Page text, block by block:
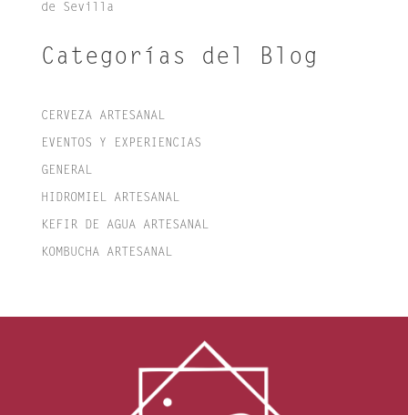
de Sevilla
Categorías del Blog
CERVEZA ARTESANAL
EVENTOS Y EXPERIENCIAS
GENERAL
HIDROMIEL ARTESANAL
KEFIR DE AGUA ARTESANAL
KOMBUCHA ARTESANAL